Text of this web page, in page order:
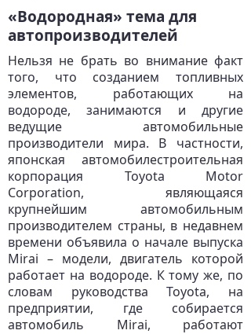
«Водородная» тема для
автопроизводителей
Нельзя не брать во внимание факт
того, что созданием топливных
элементов, работающих на
водороде, занимаются и другие
ведущие автомобильные
производители мира. В частности,
японская автомобилестроительная
корпорация Toyota Motor
Corporation, являющаяся
крупнейшим автомобильным
производителем страны, в недавнем
времени объявила о начале выпуска
Mirai – модели, двигатель которой
работает на водороде. К тому же, по
словам руководства Toyota, на
предприятии, где собирается
автомобиль Mirai, работают